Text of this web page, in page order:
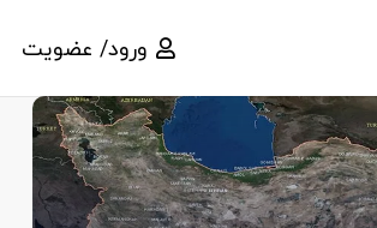
ورود/ عضویت